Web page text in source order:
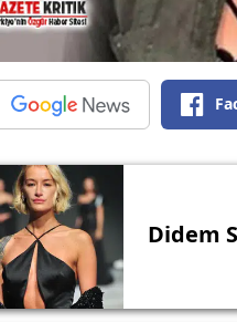
Didem